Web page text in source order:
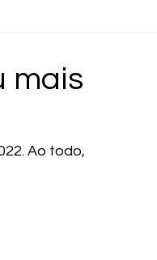
mais
Ao todo,